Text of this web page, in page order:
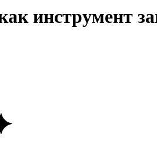
инструмент